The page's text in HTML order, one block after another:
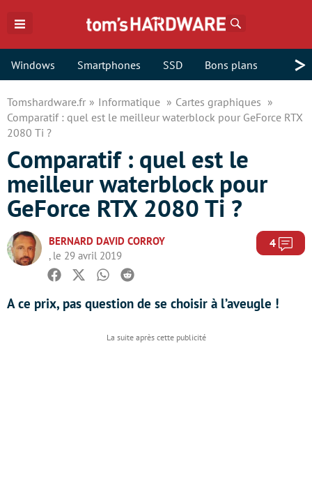
Windows Smartphones SSD Bons plans >
Tomshardware.fr Informatique
Cartes graphiques
Comparatif : quel est le meilleur waterblock pour GeForce RTX
2080 Ti ?
Comparatif : quel est le
meilleur waterblock pour
GeForce RTX 2080 Ti ?
BERNARD DAVID CORROY
, le 29 avril 2019
4
Facebook
TwitterWhatsapp
Reddit
A ce prix, pas question de se choisir à l’aveugle !